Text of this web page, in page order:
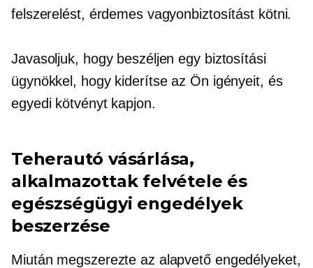
felszerelést, érdemes vagyonbiztosítást kötni.
Javasoljuk, hogy beszéljen egy biztosítási
ügynökkel, hogy kiderítse az Ön igényeit, és
egyedi kötvényt kapjon.
Teherautó vásárlása,
alkalmazottak felvétele és
egészségügyi engedélyek
beszerzése
Miután megszerezte az alapvető engedélyeket,